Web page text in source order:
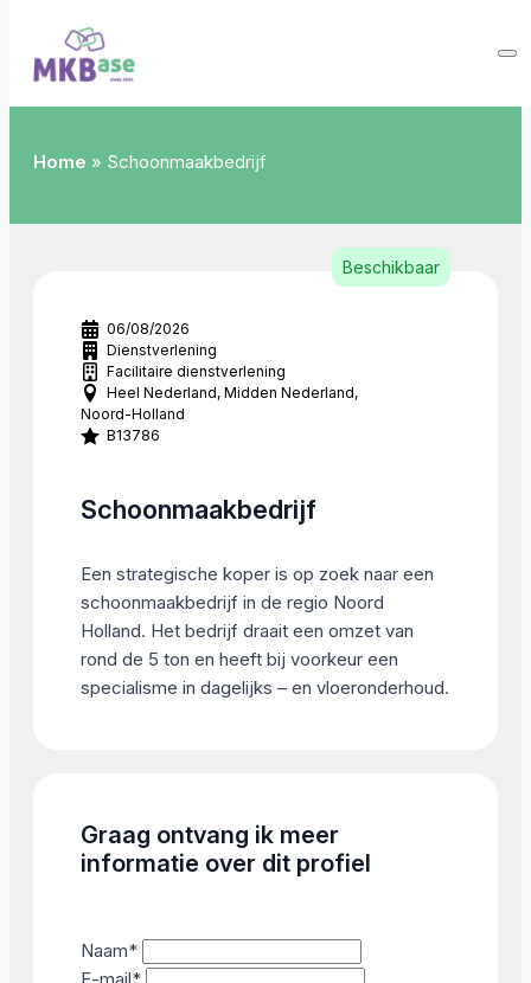
Home » Schoonmaakbedrijf
06/08/2026
Dienstverlening
Facilitaire dienstverlening
Heel Nederland Midden Nederland
Noord-Holland
B13786
Schoonmaakbedrijf
Een strategische koper is op zoek naar een
schoonmaakbedrijf in de regio Noord
Holland. Het bedrijf draait een omzet van
rond de 5 ton en heeft bij voorkeur een
specialisme in dagelijks – en vloeronderhoud.
Beschikbaar
Graag ontvang ik meer
informatie over dit profiel
Naam*